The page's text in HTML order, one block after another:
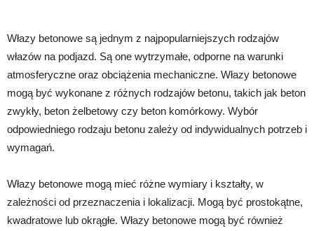
Włazy betonowe są jednym z najpopularniejszych rodzajów
włazów na podjazd. Są one wytrzymałe, odporne na warunki
atmosferyczne oraz obciążenia mechaniczne. Włazy betonowe
mogą być wykonane z różnych rodzajów betonu, takich jak beton
zwykły, beton żelbetowy czy beton komórkowy. Wybór
odpowiedniego rodzaju betonu zależy od indywidualnych potrzeb i
wymagań.
Włazy betonowe mogą mieć różne wymiary i kształty, w
zależności od przeznaczenia i lokalizacji. Mogą być prostokątne,
kwadratowe lub okrągłe. Włazy betonowe mogą być również